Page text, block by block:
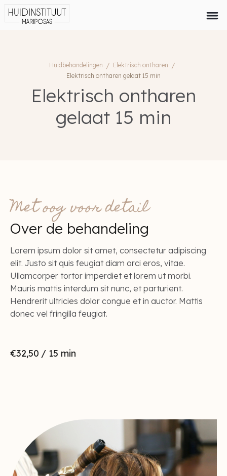
Huidbehandelingen / Elektrisch ontharen /
Elektrisch ontharen gelaat 15 min
Elektrisch ontharen
gelaat 15 min
Met oog voor detail
Over de behandeling
Lorem ipsum dolor sit amet, consectetur adipiscing
elit. Justo sit quis feugiat diam orci eros, vitae.
Ullamcorper tortor imperdiet et lorem ut morbi.
Mauris mattis interdum sit nunc, et parturient.
Hendrerit ultricies dolor congue et in auctor. Mattis
donec vel fringilla feugiat.
€32,50 / 15 min